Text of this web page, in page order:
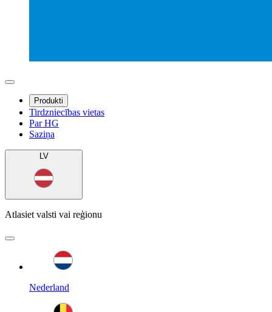
Produkti
Tirdzniecības vietas
Par HG
Saziņa
LV
Atlasiet valsti vai reģionu
Nederland